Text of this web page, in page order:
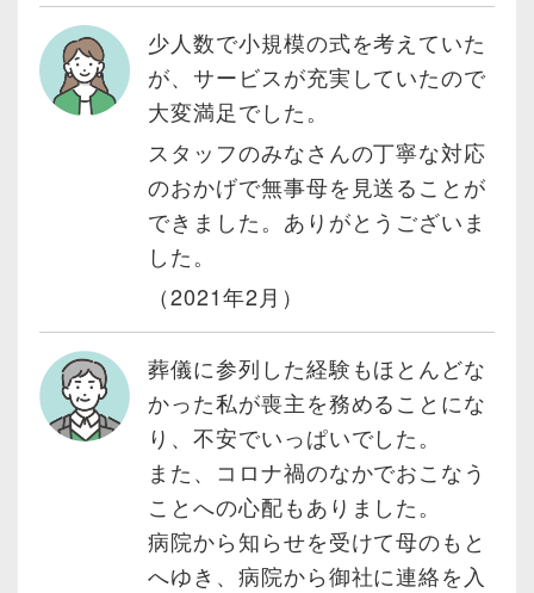
少人数で小規模の式を考えていた
が、サービスが充実していたので
大変満足でした。
スタッフのみなさんの丁寧な対応
のおかげで無事母を見送ることが
できました。ありがとうございま
した。
（2021年2月）
葬儀に参列した経験もほとんどな
かった私が喪主を務めることにな
り、不安でいっぱいでした。
また、コロナ禍のなかでおこなう
ことへの心配もありました。
病院から知らせを受けて母のもと
へゆき、病院から御社に連絡を入